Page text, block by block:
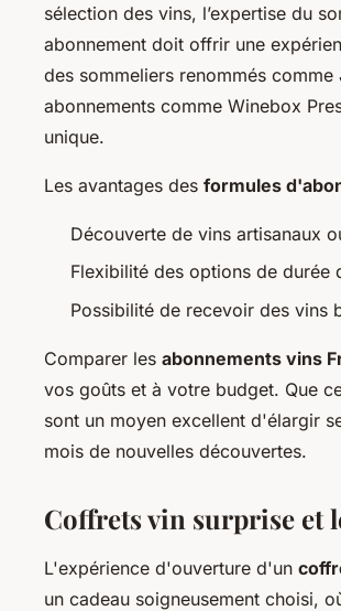
sélection des vins, l’expertise du
abonnement doit offrir une
des sommeliers renommés
abonnements comme Winebox
unique.
Les avantages des formules
Découverte de vins artisanaux
Flexibilité des options de durée
Possibilité de recevoir des vins
Comparer les abonnements vins
vos goûts et à votre budget. Que
sont un moyen excellent d'élargir
mois de nouvelles découvertes.
Coffrets vin surprise et
L'expérience d'ouverture d'un
un cadeau soigneusement choisi,